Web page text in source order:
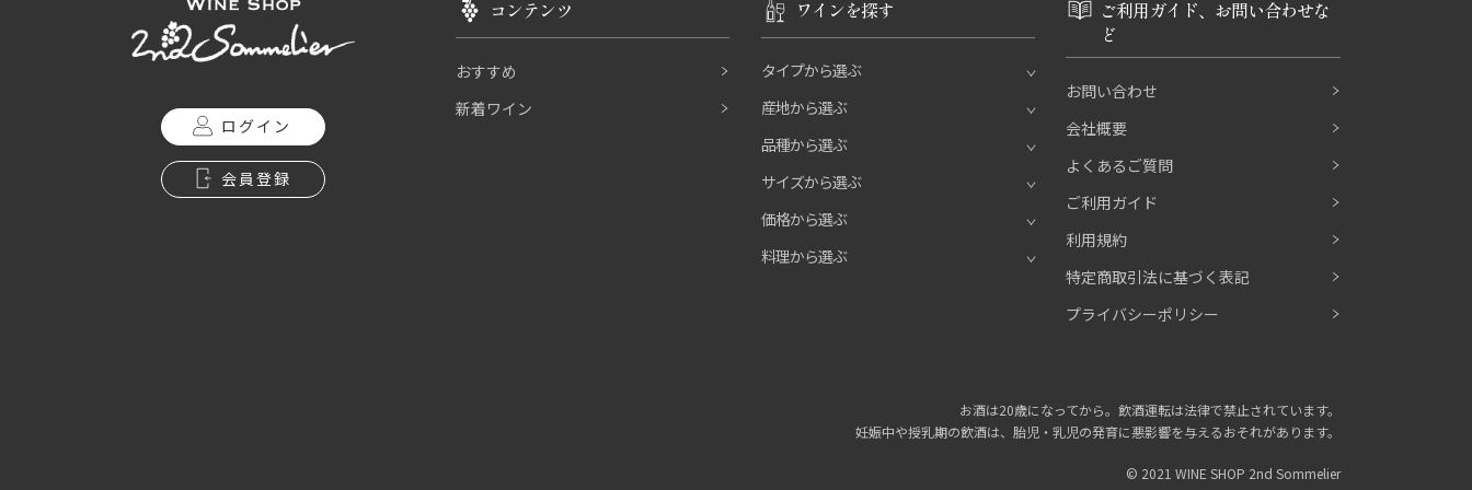
ログイン
会員登録
コンテンツ
おすすめ
新着ワイン
ワインを探す
タイプから選ぶ
産地から選ぶ
品種から選ぶ
サイズから選ぶ
価格から選ぶ
料理から選ぶ
ご利用ガイド、お問い合わせな
ど
お問い合わせ
会社概要
よくあるご質問
ご利用ガイド
利用規約
特定商取引法に基づく表記
プライバシーポリシー
お酒は20歳になってから。 飲酒運転は法律で禁止されています。
妊娠中や授乳期の飲酒は、胎児・乳児の発育に悪影響を与えるおそれがあります。
© 2021 WINE SHOP 2nd Sommelier